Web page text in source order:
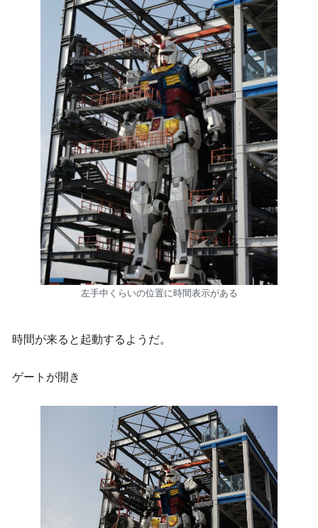
左手中くらいの位置に時間表示がある
時間が来ると起動するようだ。
ゲートが開き